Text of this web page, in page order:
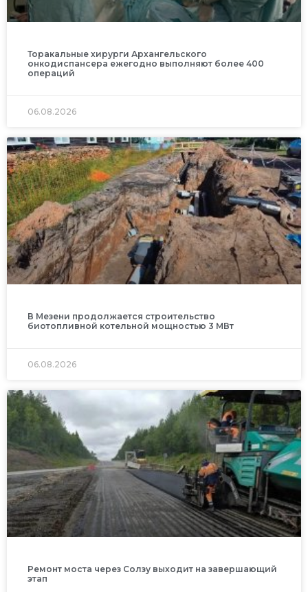
Торакальные хирурги Архангельского
онкодиспансера ежегодно выполняют более 400
операций
06.08.2026
В Мезени продолжается строительство
биотопливной котельной мощностью 3 МВт
06.08.2026
Ремонт моста через Солзу выходит на завершающий
этап